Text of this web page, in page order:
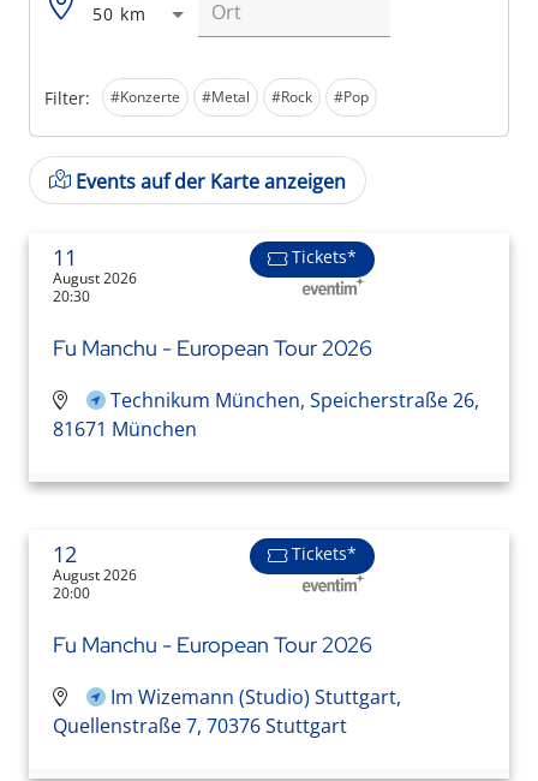
Filter: #Konzerte #Metal #Rock #Pop
50 km
Events auf der Karte anzeigen
11
August 2026
20:30
Tickets*
Fu Manchu - European Tour 2026
Technikum München, Speicherstraße 26,
81671 München
12
August 2026
20:00
Tickets*
Fu Manchu - European Tour 2026
Im Wizemann (Studio) Stuttgart,
Quellenstraße 7, 70376 Stuttgart